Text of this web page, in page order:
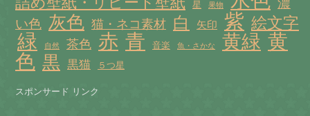
星 果物
濃
い色 灰色 猫・ネコ素材 白 矢印 紫 絵文字
緑 自然 茶色 赤 青 音楽 魚・さかな 黄緑 黄
色 黒 黒猫 ５つ星
スポンサード リンク